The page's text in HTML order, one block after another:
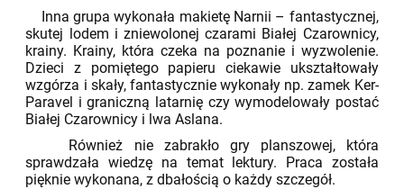
Inna grupa wykonała makietę Narnii – fantastycznej,
skutej lodem i zniewolonej czarami Białej Czarownicy,
krainy. Krainy, która czeka na poznanie i wyzwolenie.
Dzieci z pomiętego papieru ciekawie ukształtowały
wzgórza i skały, fantastycznie wykonały np. zamek Ker-
Paravel i graniczną latarnię czy wymodelowały postać
Białej Czarownicy i lwa Aslana.
Również nie zabrakło gry planszowej, która
sprawdzała wiedzę na temat lektury. Praca została
pięknie wykonana, z dbałością o każdy szczegół.